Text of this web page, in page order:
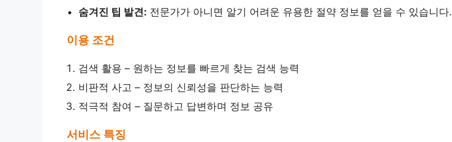
숨겨진 팁 발견: 전문가가 아니면 알기 어려운 유용한 절약 정보를 얻을 수 있습니다.
이용 조건
검색 활용 – 원하는 정보를 빠르게 찾는 검색 능력
비판적 사고 – 정보의 신뢰성을 판단하는 능력
적극적 참여 – 질문하고 답변하며 정보 공유
서비스 특징